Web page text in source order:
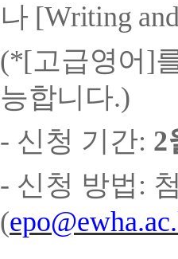
나 [Writing
(*[고급영어 ]
능합니다.)
- 신청 기간: 2
- 신청 방법 :
(